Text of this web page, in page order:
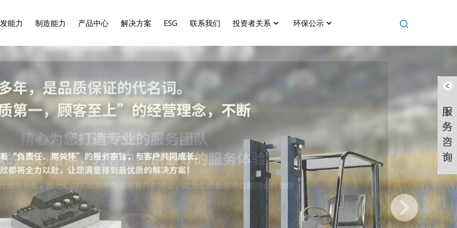
能力 制造能力 产品中心 解决方案 ESG 联系我们 投资者关系 环保公示